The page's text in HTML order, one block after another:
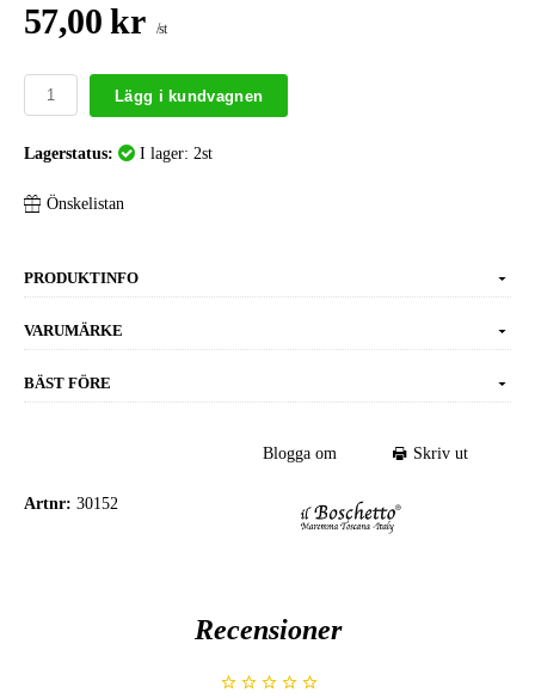
57,00 kr /st
Lägg i kundvagnen
Lagerstatus: I lager: 2st
Önskelistan
PRODUKTINFO
VARUMÄRKE
BÄST FÖRE
Blogga om Skriv ut
Artnr: 30152
Recensioner